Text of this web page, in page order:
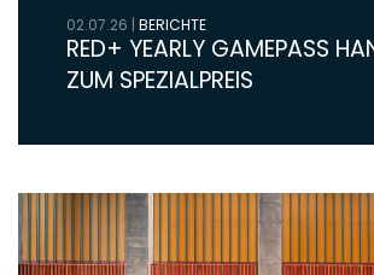
02.07.26 | BERICHTE
RED+ YEARLY GAMEPASS
ZUM SPEZIALPREIS